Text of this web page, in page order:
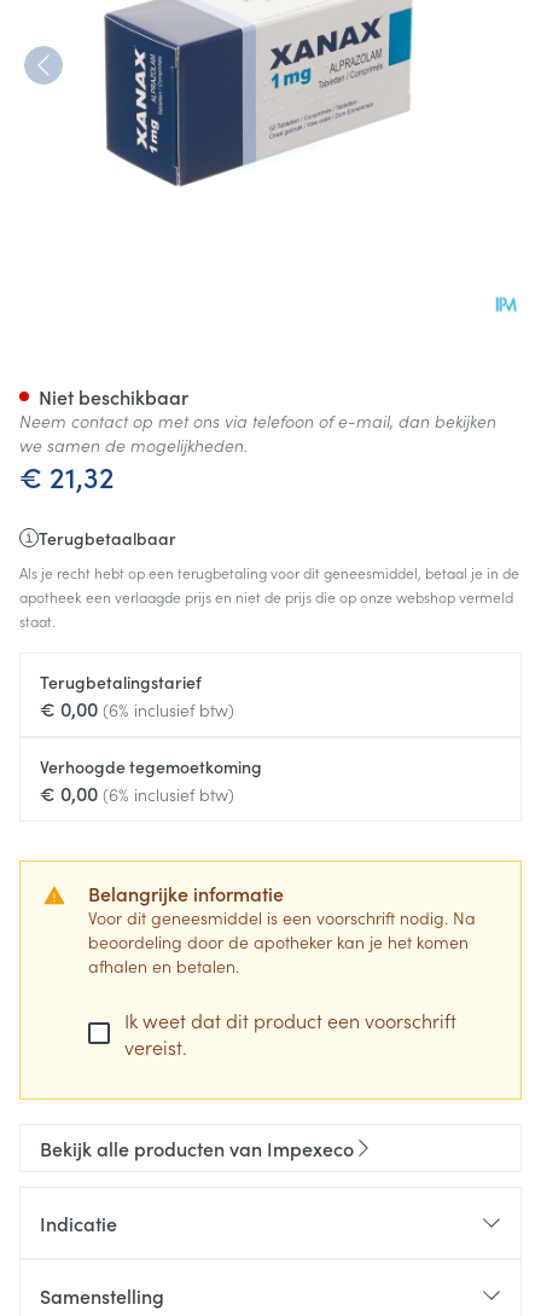
€ 21,32
Terugbetaalbaar
Als je recht hebt op een terugbetaling voor dit geneesmiddel, betaal je in de
apotheek een verlaagde prijs en niet de prijs die op onze webshop vermeld
staat.
Terugbetalingstarief
€ 0,00 (6% inclusief btw)
Verhoogde tegemoetkoming
€ 0,00 (6% inclusief btw)
Belangrijke informatie
Voor dit geneesmiddel is een voorschrift nodig. Na
beoordeling door de apotheker kan je het komen
afhalen en betalen.
Ik weet dat dit product een voorschrift
vereist.
Niet beschikbaar
Neem contact op met ons via telefoon of e-mail, dan bekijken
we samen de mogelijkheden.
Bekijk alle producten van Impexeco
Indicatie
Samenstelling